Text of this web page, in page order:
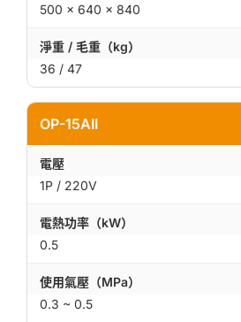
500 × 640 × 840
淨重 / 毛重（kg）
36 / 47
OP-15AII
電壓
1P / 220V
電熱功率（kW）
0.5
使用氣壓（MPa）
0.3 ~ 0.5